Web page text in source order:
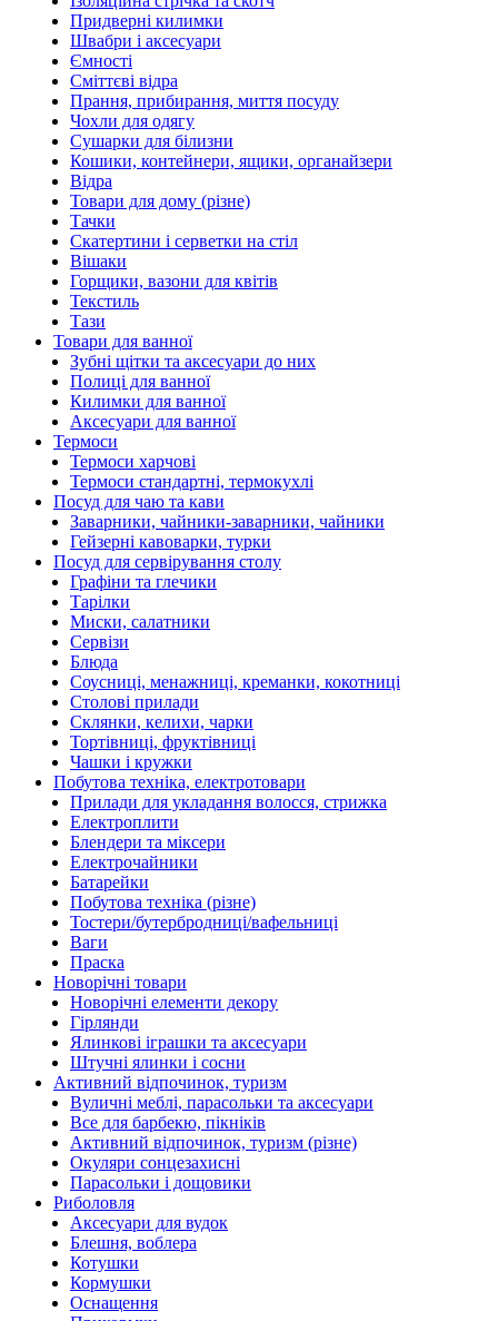
Придверні килимки
Швабри і аксесуари
Ємності
Сміттєві відра
Прання, прибирання, миття посуду
Чохли для одягу
Сушарки для білизни
Кошики, контейнери, ящики, органайзери
Відра
Товари для дому (різне)
Тачки
Скатертини і серветки на стіл
Вішаки
Горщики, вазони для квітів
Текстиль
Тази
Товари для ванної
Зубні щітки та аксесуари до них
Полиці для ванної
Килимки для ванної
Аксесуари для ванної
Термоси
Термоси харчові
Термоси стандартні, термокухлі
Посуд для чаю та кави
Заварники, чайники-заварники, чайники
Гейзерні кавоварки, турки
Посуд для сервірування столу
Графіни та глечики
Тарілки
Миски, салатники
Сервізи
Блюда
Соусниці, менажниці, креманки, кокотниці
Столові прилади
Склянки, келихи, чарки
Тортівниці, фруктівниці
Чашки і кружки
Побутова техніка, електротовари
Прилади для укладання волосся, стрижка
Електроплити
Блендери та міксери
Електрочайники
Батарейки
Побутова техніка (різне)
Тостери/бутербродниці/вафельниці
Ваги
Праска
Новорічні товари
Новорічні елементи декору
Гірлянди
Ялинкові іграшки та аксесуари
Штучні ялинки і сосни
Активний відпочинок, туризм
Вуличні меблі, парасольки та аксесуари
Все для барбекю, пікніків
Активний відпочинок, туризм (різне)
Окуляри сонцезахисні
Парасольки і дощовики
Риболовля
Аксесуари для вудок
Блешня, воблера
Котушки
Кормушки
Оснащення